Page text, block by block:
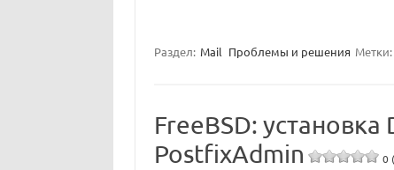
Раздел: Mail Проблемы и решения Метки:
FreeBSD:
PostfixAdmin
0